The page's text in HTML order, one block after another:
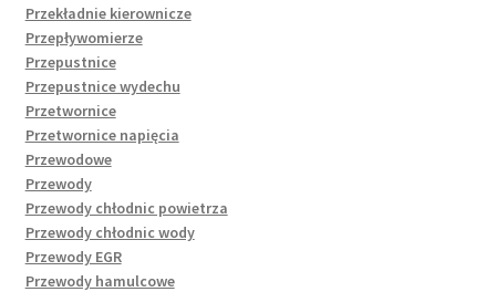
Przekładnie kierownicze
Przepływomierze
Przepustnice
Przepustnice wydechu
Przetwornice
Przetwornice napięcia
Przewodowe
Przewody
Przewody chłodnic powietrza
Przewody chłodnic wody
Przewody EGR
Przewody hamulcowe